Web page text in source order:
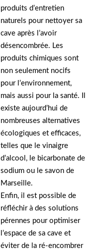
produits d’entretien
naturels pour nettoyer sa
cave après l’avoir
désencombrée. Les
produits chimiques sont
non seulement nocifs
pour l’environnement,
mais aussi pour la santé. Il
existe aujourd’hui de
nombreuses alternatives
écologiques et efficaces,
telles que le vinaigre
d’alcool, le bicarbonate de
sodium ou le savon de
Marseille.
Enfin, il est possible de
réfléchir à des solutions
pérennes pour optimiser
l’espace de sa cave et
éviter de la ré-encombrer